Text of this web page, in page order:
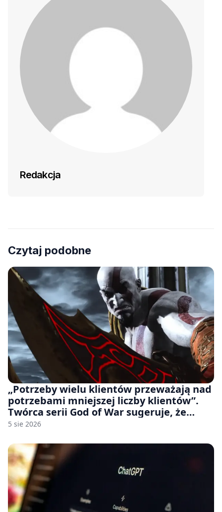
Redakcja
Czytaj podobne
„Potrzeby wielu klientów przeważają nad
potrzebami mniejszej liczby klientów”.
Twórca serii God of War sugeruje, że
rozumie, dlaczego Sony rezygnuje z gier
5 sie 2026